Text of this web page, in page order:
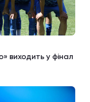
виходить у фінал